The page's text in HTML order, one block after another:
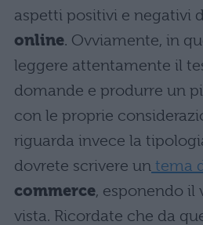
aspetti positivi e negativi
online. Ovviamente, in
leggere attentamente il
domande e produrre un
con le proprie
riguarda invece la
dovrete scrivere un tema
commerce, esponendo il
vista. Ricordate che da